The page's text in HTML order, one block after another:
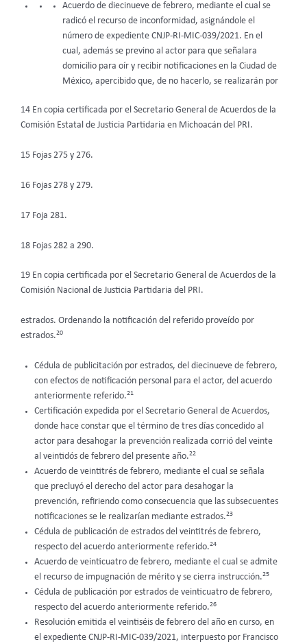
Acuerdo de diecinueve de febrero, mediante el cual se
radicó el recurso de inconformidad, asignándole el
número de expediente CNJP-RI-MIC-039/2021. En el
cual, además se previno al actor para que señalara
domicilio para oír y recibir notificaciones en la Ciudad de
México, apercibido que, de no hacerlo, se realizarán por
14 En copia certificada por el Secretario General de Acuerdos de la
Comisión Estatal de Justicia Partidaria en Michoacán del PRI.
15 Fojas 275 y 276.
16 Fojas 278 y 279.
17 Foja 281.
18 Fojas 282 a 290.
19 En copia certificada por el Secretario General de Acuerdos de la
Comisión Nacional de Justicia Partidaria del PRI.
estrados. Ordenando la notificación del referido proveído por
estrados.20
Cédula de publicitación por estrados, del diecinueve de febrero,
con efectos de notificación personal para el actor, del acuerdo
anteriormente referido.21
Certificación expedida por el Secretario General de Acuerdos,
donde hace constar que el término de tres días concedido al
actor para desahogar la prevención realizada corrió del veinte
al veintidós de febrero del presente año.22
Acuerdo de veintitrés de febrero, mediante el cual se señala
que precluyó el derecho del actor para desahogar la
prevención, refiriendo como consecuencia que las subsecuentes
notificaciones se le realizarían mediante estrados.23
Cédula de publicación de estrados del veintitrés de febrero,
respecto del acuerdo anteriormente referido.24
Acuerdo de veinticuatro de febrero, mediante el cual se admite
el recurso de impugnación de mérito y se cierra instrucción.25
Cédula de publicación por estrados de veinticuatro de febrero,
respecto del acuerdo anteriormente referido.26
Resolución emitida el veintiséis de febrero del año en curso, en
el expediente CNJP-RI-MIC-039/2021, interpuesto por Francisco